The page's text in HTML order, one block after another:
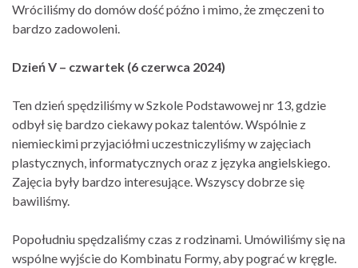
Wróciliśmy do domów dość późno i mimo, że zmęczeni to
bardzo zadowoleni.
Dzień V – czwartek (6 czerwca 2024)
Ten dzień spędziliśmy w Szkole Podstawowej nr 13, gdzie
odbył się bardzo ciekawy pokaz talentów. Wspólnie z
niemieckimi przyjaciółmi uczestniczyliśmy w zajęciach
plastycznych, informatycznych oraz z języka angielskiego.
Zajęcia były bardzo interesujące. Wszyscy dobrze się
bawiliśmy.
Popołudniu spędzaliśmy czas z rodzinami. Umówiliśmy się na
wspólne wyjście do Kombinatu Formy, aby pograć w kręgle.